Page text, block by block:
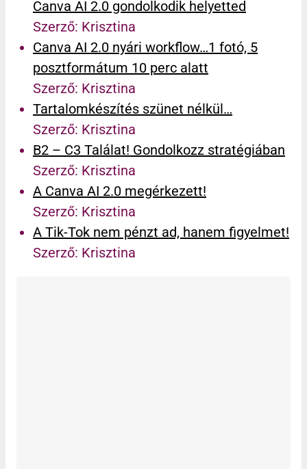
Canva AI 2.0 gondolkodik helyetted
Szerző: Krisztina
Canva AI 2.0 nyári workflow…1 fotó, 5
posztformátum 10 perc alatt
Szerző: Krisztina
Tartalomkészítés szünet nélkül…
Szerző: Krisztina
B2 – C3 Találat! Gondolkozz stratégiában
Szerző: Krisztina
A Canva AI 2.0 megérkezett!
Szerző: Krisztina
A Tik-Tok nem pénzt ad, hanem figyelmet!
Szerző: Krisztina